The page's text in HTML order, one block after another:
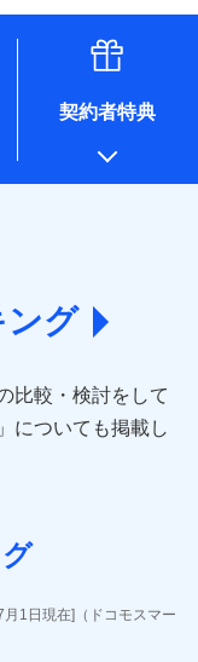
ービスをご提案す
す。）
を行うため
は、保険会社のホ
認ください。
社
(https://www.e-
sonpo)
契約者特典
ング
比較・検討をして
についても掲載し
1日現在]（ドコモスマー